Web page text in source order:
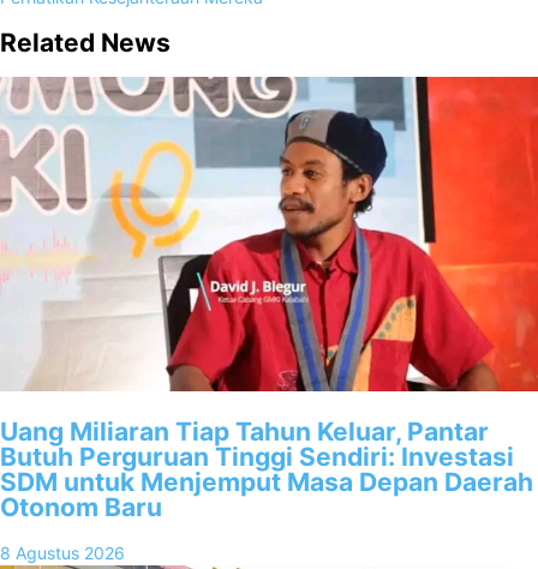
Related News
Uang Miliaran Tiap Tahun Keluar, Pantar
Butuh Perguruan Tinggi Sendiri: Investasi
SDM untuk Menjemput Masa Depan Daerah
Otonom Baru
8 Agustus 2026